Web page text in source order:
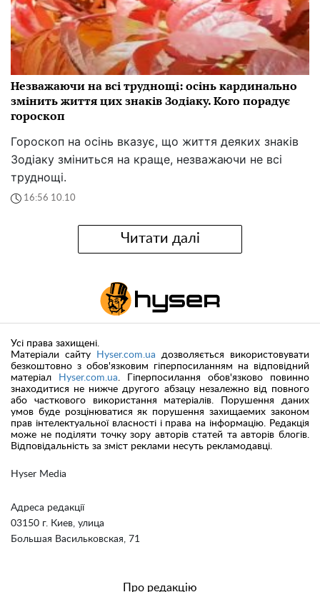
Незважаючи на всі труднощі: осінь кардинально
змінить життя цих знаків Зодіаку. Кого порадує
гороскоп
Гороскоп на осінь вказує, що життя деяких знаків
Зодіаку зміниться на краще, незважаючи не всі
труднощі.
16:56 10.10
Читати далі
Hyser Media
Адреса редакції
03150 г. Киев, улица
Большая Васильковская, 71
Усі права захищені.
Матеріали сайту
Hyser.com.ua дозволяється використовувати
безкоштовно з обов'язковим гіперпосиланням на відповідний
матеріал
Hyser.com.ua . Гіперпосилання обов'язково повинно
знаходитися не нижче другого абзацу незалежно від повного
або часткового використання матеріалів. Порушення даних
умов буде розцінюватися як порушення захищаемих законом
прав інтелектуальної власності і права на інформацію. Редакція
може не поділяти точку зору авторів статей та авторів блогів.
Відповідальність за зміст реклами несуть рекламодавці.
Про редакцію